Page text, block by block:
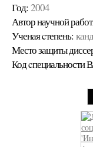
Год: 2004
Автор научной
Ученая cтепень:
Место защиты
Код cпециальности